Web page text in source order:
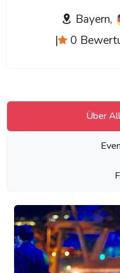
Bayern,
|
0
Über